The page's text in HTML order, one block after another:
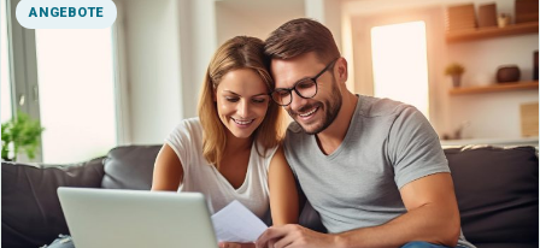
ANGEBOTE